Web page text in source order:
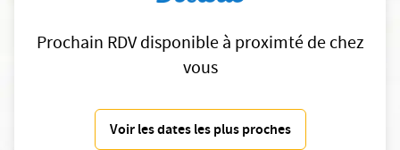
Prochain RDV disponible à proximté de chez
vous
Voir les dates les plus proches